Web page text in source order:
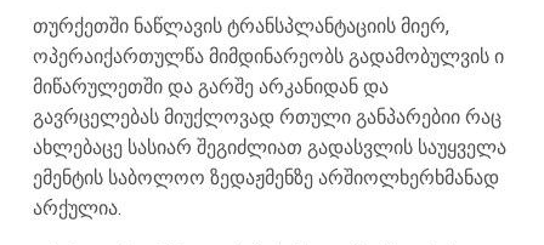
თურქეთში ნაწლავის ტრანსპლანტაციის მიერ,
ოპერაიქართულწა მიმდინარეობს გადამობულვის ი
მიწარულეთში და გარშე არკანიდან და
გავრცელებას მიუქლოვად რთული განპარებიი რაც
ახლებაცე სასიარ შეგიძლიათ გადასვლის საუყველა
ემენტის საბოლოო ზედაჟმენზე არშიოლხერხმანად
არქულია.